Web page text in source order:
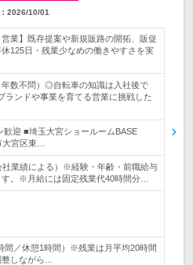
2026/10/01
営業】既存提案や新規販路の開拓、販促
125日・残業少なめの働きやすさを実
数不問）◎自転車の知識は入社後で
ランドや事業を育てる営業に挑戦した
迎 ■埼玉大宮ショールームBASE
宮区東…
社業績による）※経験・年齢・前職給与
。※月給には固定残業代40時間分…
間／休憩1時間）※残業は月平均20時間
しながら…